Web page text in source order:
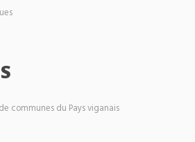
communes du Pays viganais